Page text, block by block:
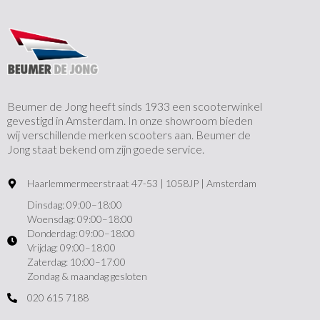
Beumer de Jong heeft sinds 1933 een scooterwinkel
gevestigd in Amsterdam. In onze showroom bieden
wij verschillende merken scooters aan. Beumer de
Jong staat bekend om zijn goede service.
Haarlemmermeerstraat 47-53 | 1058JP | Amsterdam
Dinsdag: 09:00–18:00
Woensdag: 09:00–18:00
Donderdag: 09:00–18:00
Vrijdag: 09:00–18:00
Zaterdag: 10:00–17:00
Zondag & maandag gesloten
020 615 7188